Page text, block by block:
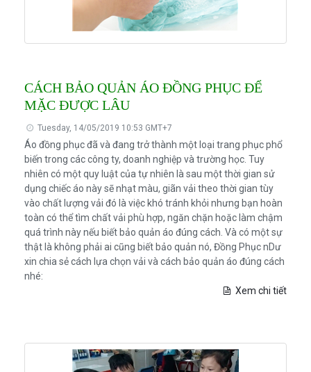
CÁCH BẢO QUẢN ÁO ĐỒNG PHỤC ĐỂ
MẶC ĐƯỢC LÂU
Tuesday, 14/05/2019 10:53 GMT+7
Áo đồng phục đã và đang trở thành một loại trang phục phổ
biến trong các công ty, doanh nghiệp và trường học. Tuy
nhiên có một quy luật của tự nhiên là sau một thời gian sử
dụng chiếc áo này sẽ nhạt màu, giãn vải theo thời gian tùy
vào chất lượng vải đó là việc khó tránh khỏi nhưng bạn hoàn
toàn có thể tìm chất vải phù hợp, ngăn chặn hoặc làm chậm
quá trình này nếu biết bảo quản áo đúng cách. Và có một sự
thật là không phải ai cũng biết bảo quản nó, Đồng Phục nDư
xin chia sẻ cách lựa chọn vải và cách bảo quản áo đúng cách
nhé:
Xem chi tiết